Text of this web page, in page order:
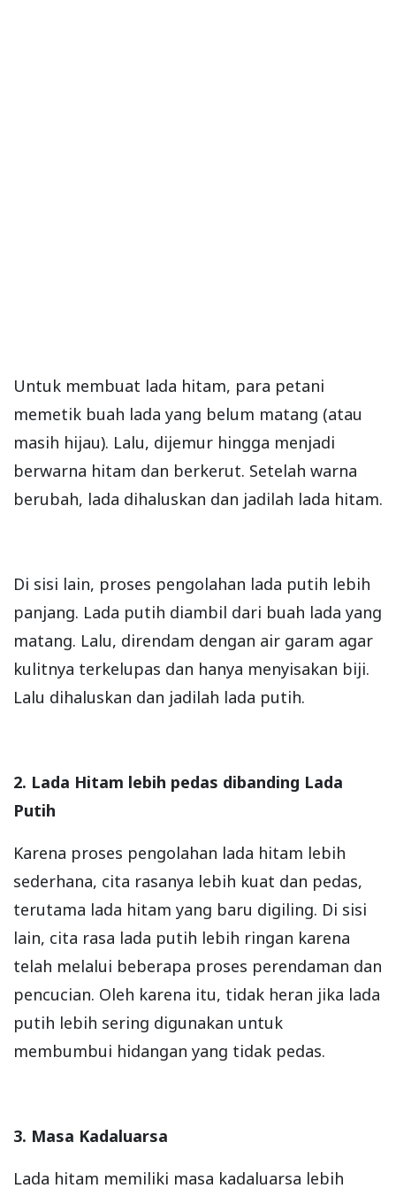
Untuk membuat lada hitam, para petani
memetik buah lada yang belum matang (atau
masih hijau). Lalu, dijemur hingga menjadi
berwarna hitam dan berkerut. Setelah warna
berubah, lada dihaluskan dan jadilah lada hitam.
Di sisi lain, proses pengolahan lada putih lebih
panjang. Lada putih diambil dari buah lada yang
matang. Lalu, direndam dengan air garam agar
kulitnya terkelupas dan hanya menyisakan biji.
Lalu dihaluskan dan jadilah lada putih.
2. Lada Hitam lebih pedas dibanding Lada
Putih
Karena proses pengolahan lada hitam lebih
sederhana, cita rasanya lebih kuat dan pedas,
terutama lada hitam yang baru digiling. Di sisi
lain, cita rasa lada putih lebih ringan karena
telah melalui beberapa proses perendaman dan
pencucian. Oleh karena itu, tidak heran jika lada
putih lebih sering digunakan untuk
membumbui hidangan yang tidak pedas.
3. Masa Kadaluarsa
Lada hitam memiliki masa kadaluarsa lebih